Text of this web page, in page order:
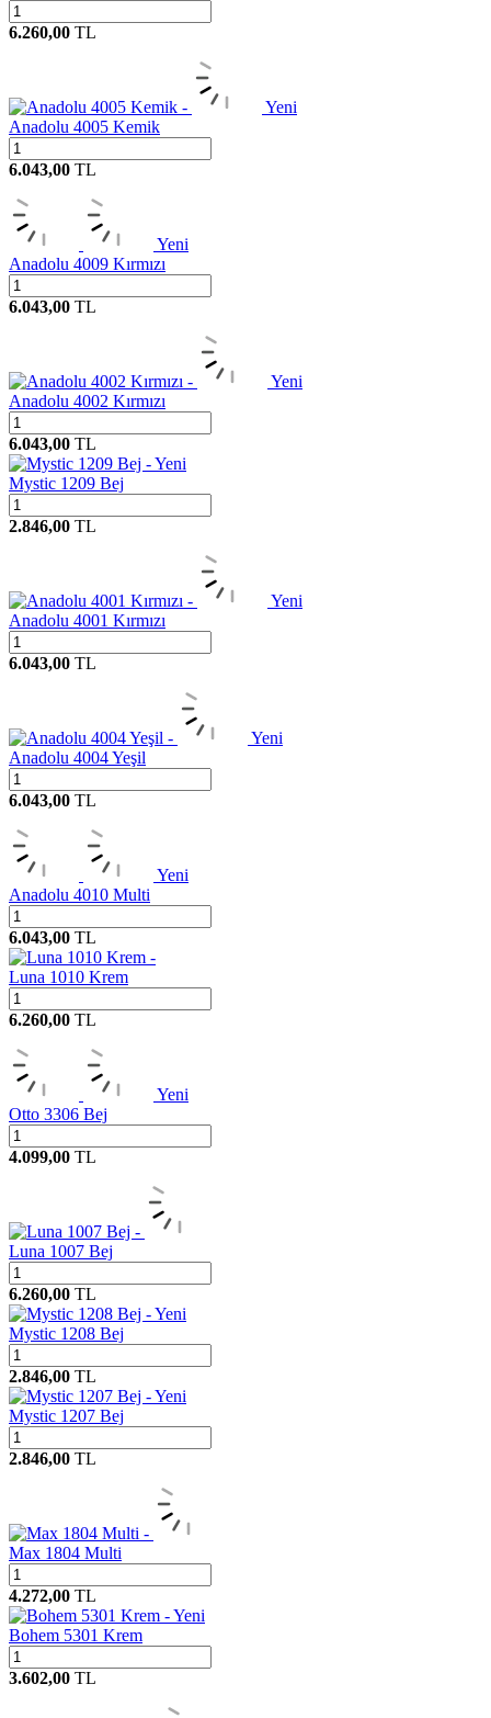
6.260,00 TL
Yeni
Anadolu 4005 Kemik
6.043,00 TL
Yeni
Anadolu 4009 Kırmızı
6.043,00 TL
Yeni
Anadolu 4002 Kırmızı
6.043,00 TL
Yeni
Mystic 1209 Bej
2.846,00 TL
Yeni
Anadolu 4001 Kırmızı
6.043,00 TL
Yeni
Anadolu 4004 Yeşil
6.043,00 TL
Yeni
Anadolu 4010 Multi
6.043,00 TL
Luna 1010 Krem
6.260,00 TL
Yeni
Otto 3306 Bej
4.099,00 TL
Luna 1007 Bej
6.260,00 TL
Yeni
Mystic 1208 Bej
2.846,00 TL
Yeni
Mystic 1207 Bej
2.846,00 TL
Max 1804 Multi
4.272,00 TL
Yeni
Bohem 5301 Krem
3.602,00 TL